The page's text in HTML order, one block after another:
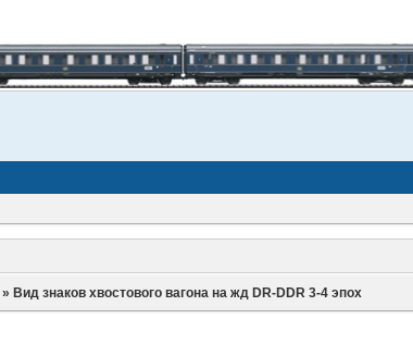
»Вид знаков хвостового вагона на жд DR-DDR 3-4 эпох